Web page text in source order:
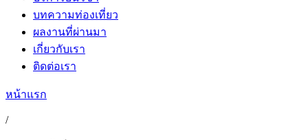
บทความท่องเที่ยว
ผลงานที่ผ่านมา
เกี่ยวกับเรา
ติดต่อเรา
หน้าแรก
/